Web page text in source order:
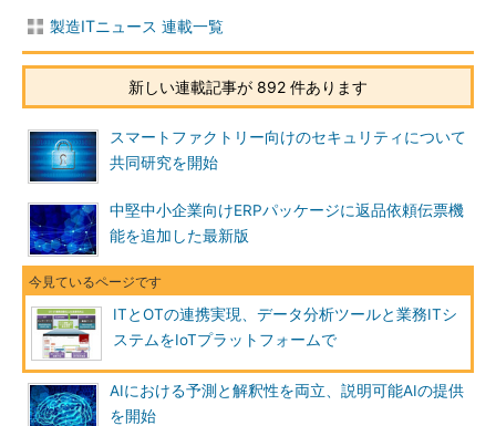
製造ITニュース 連載一覧
新しい連載記事が 892 件あります
スマートファクトリー向けのセキュリティについて
共同研究を開始
中堅中小企業向けERPパッケージに返品依頼伝票機
能を追加した最新版
ITとOTの連携実現、データ分析ツールと業務ITシ
ステムをIoTプラットフォームで
AIにおける予測と解釈性を両立、説明可能AIの提供
を開始